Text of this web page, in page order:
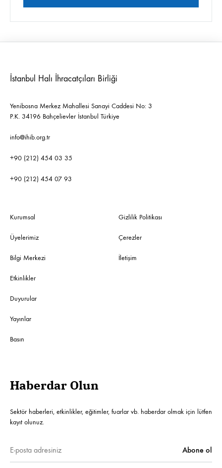
İstanbul Halı İhracatçıları Birliği
Yenibosna Merkez Mahallesi Sanayi Caddesi No: 3
P.K. 34196 Bahçelievler İstanbul Türkiye
info@ihib.org.tr
+90 (212) 454 03 35
+90 (212) 454 07 93
Kurumsal
Üyelerimiz
Bilgi Merkezi
Etkinlikler
Duyurular
Yayınlar
Basın
Gizlilik Politikası
Çerezler
İletişim
Haberdar Olun
Sektör haberleri, etkinlikler, eğitimler, fuarlar vb. haberdar olmak için lütfen
kayıt olunuz.